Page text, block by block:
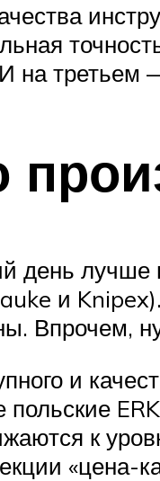
на третьем
день лучше
и
Впрочем,
и
польские
к
«цена-